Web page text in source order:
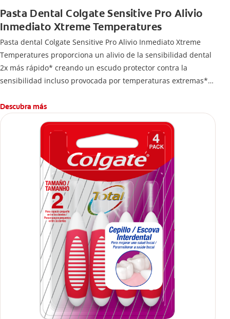
Pasta Dental Colgate Sensitive Pro Alivio
Inmediato Xtreme Temperatures
Pasta dental Colgate Sensitive Pro Alivio Inmediato Xtreme
Temperatures proporciona un alivio de la sensibilidad dental
2x más rápido* creando un escudo protector contra la
sensibilidad incluso provocada por temperaturas extremas**.
estudios clínicos publicados
**Con uso regularr
Descubra más